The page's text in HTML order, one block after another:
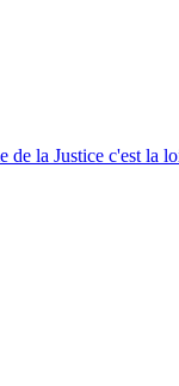
de la Justice c'est la